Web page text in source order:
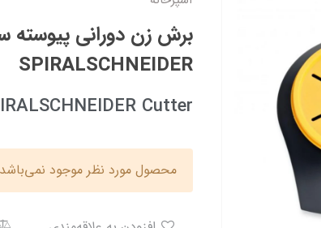
برش زن دورانی پیوسته
SPIRALSCHNEIDER
Cutter
محصول مورد نظر موجود